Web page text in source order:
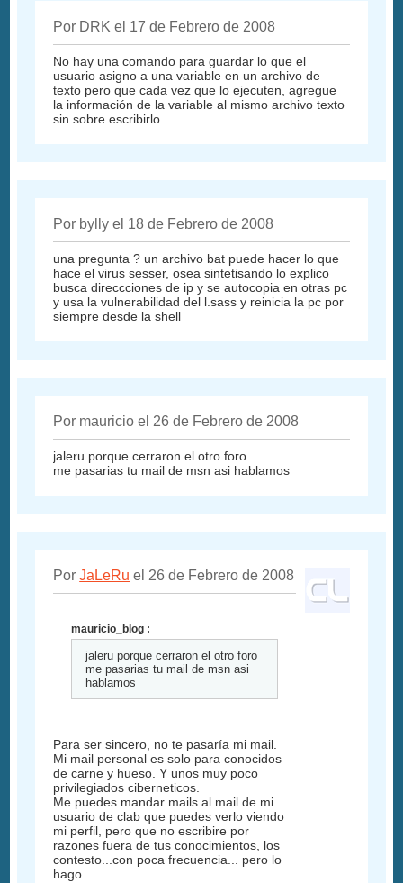
Por DRK el 17 de Febrero de 2008
No hay una comando para guardar lo que el
usuario asigno a una variable en un archivo de
texto pero que cada vez que lo ejecuten, agregue
la información de la variable al mismo archivo texto
sin sobre escribirlo
Por bylly el 18 de Febrero de 2008
una pregunta ? un archivo bat puede hacer lo que
hace el virus sesser, osea sintetisando lo explico
busca direccciones de ip y se autocopia en otras pc
y usa la vulnerabilidad del l.sass y reinicia la pc por
siempre desde la shell
Por mauricio el 26 de Febrero de 2008
jaleru porque cerraron el otro foro
me pasarias tu mail de msn asi hablamos
PorJaLeRu el 26 de Febrero de 2008
mauricio_blog :
jaleru porque cerraron el otro foro
me pasarias tu mail de msn asi
hablamos
Para ser sincero, no te pasaría mi mail.
Mi mail personal es solo para conocidos
de carne y hueso. Y unos muy poco
privilegiados ciberneticos.
Me puedes mandar mails al mail de mi
usuario de clab que puedes verlo viendo
mi perfil, pero que no escribire por
razones fuera de tus conocimientos, los
contesto...con poca frecuencia... pero lo
hago.